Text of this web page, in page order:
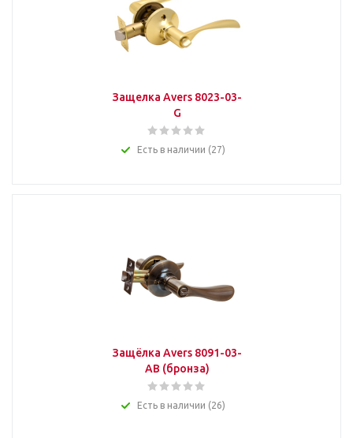
Защелка Avers 8023-03-
G
Есть в наличии (27)
Защёлка Avers 8091-03-
AB (бронза)
Есть в наличии (26)